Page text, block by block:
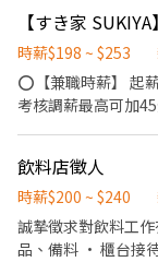
現作提供美味可口
餐環境、熱情用心的
受用餐的樂趣。
不怕與人互動 ・能
起經驗， 我們更在
20:30-0300 可依課
力與學習速度調整
氛圍感的工作環境
自我介紹 ・可排班
時薪$198 ~ $253
⭕【兼職時薪】 起
考核調薪最高可加45元
健檢 ★勞保、健保，6％勞退提撥 ⭕【工
作、食材備料、進貨
整潔 ★開朗活潑有笑容 ★ＳＯＰ專業流程 ★無經驗可 ★提供完善
職前教育訓練 ⭕【經營理念】 我們是日本第一的速食連鎖ZENSHO
飲料店徵人
時薪$200 ~ $240
誠摯徵求對飲料工作有興趣的朋
品、備料 • 櫃台接待與結帳